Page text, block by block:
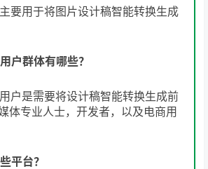
要用于将图片设计稿智能转换生成
户群体有哪些？
户是需要将设计稿智能转换生成前
体专业人士，开发者，以及电商用
平台？